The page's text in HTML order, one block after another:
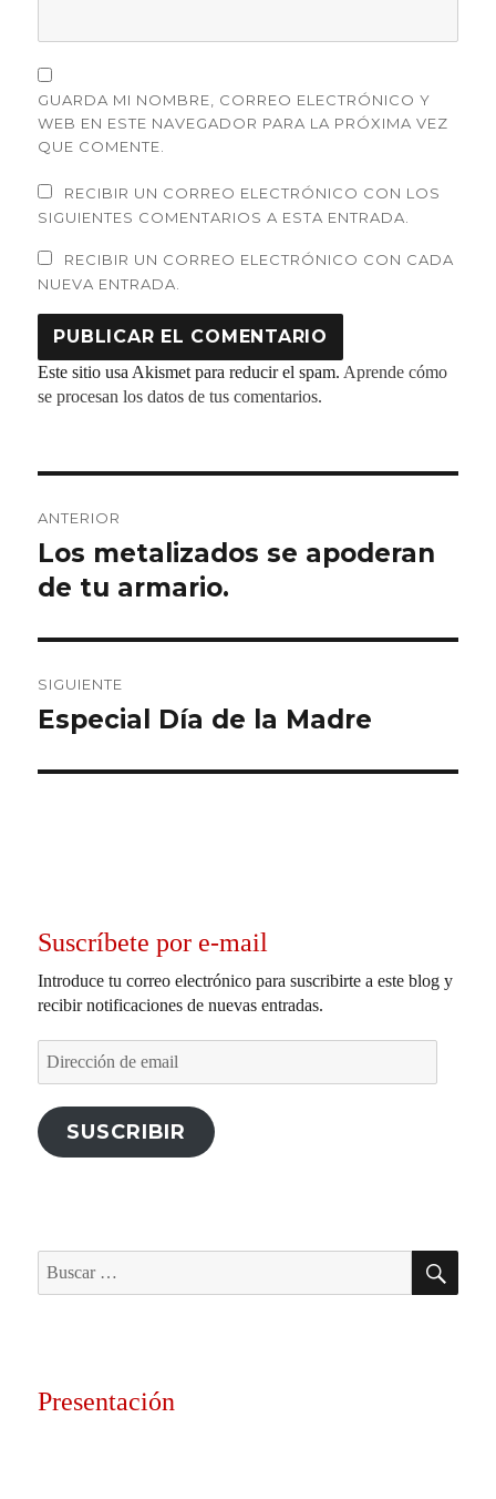
GUARDA MI NOMBRE, CORREO ELECTRÓNICO Y
WEB EN ESTE NAVEGADOR PARA LA PRÓXIMA VEZ
QUE COMENTE.
RECIBIR UN CORREO ELECTRÓNICO CON LOS
SIGUIENTES COMENTARIOS A ESTA ENTRADA.
RECIBIR UN CORREO ELECTRÓNICO CON CADA
NUEVA ENTRADA.
Este sitio usa Akismet para reducir el spam. Aprende cómo
se procesan los datos de tus comentarios.
de
entradas
ANTERIOR
Entrada
anterior:
Los metalizados se apoderan
de tu armario.
SIGUIENTE
Entrada
Especial Día de la Madre
Suscríbete por e-mail
Introduce tu correo electrónico para suscribirte a este blog y
recibir notificaciones de nuevas entradas.
Dirección
SUSCRIBIR
Buscar
por:
Presentación